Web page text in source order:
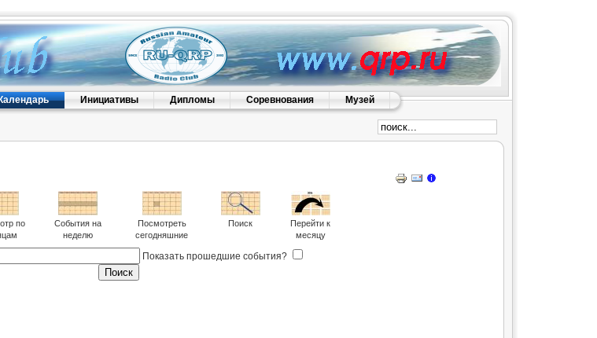
Инициативы Дипломы Соревнования Музей
по
События на
неделю
Посмотреть
сегодняшние
Поиск
Перейти к
месяцу
Показать прошедшие события?